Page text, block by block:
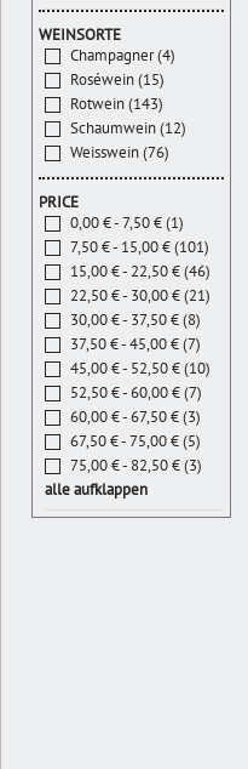
WEINSORTE
Champagner (4)
Roséwein (15)
Rotwein (143)
Schaumwein (12)
Weisswein (76)
PRICE
0,00 € - 7,50 € (1)
7,50 € - 15,00 € (101)
15,00 € - 22,50 € (46)
22,50 € - 30,00 € (21)
30,00 € - 37,50 € (8)
37,50 € - 45,00 € (7)
45,00 € - 52,50 € (10)
52,50 € - 60,00 € (7)
60,00 € - 67,50 € (3)
67,50 € - 75,00 € (5)
75,00 € - 82,50 € (3)
alle aufklappen